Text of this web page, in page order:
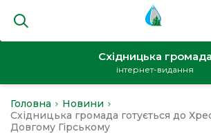
Східницька громада
інтернет-видання
Головна
Новини
Східницька громада готується до
Довгому Гірському